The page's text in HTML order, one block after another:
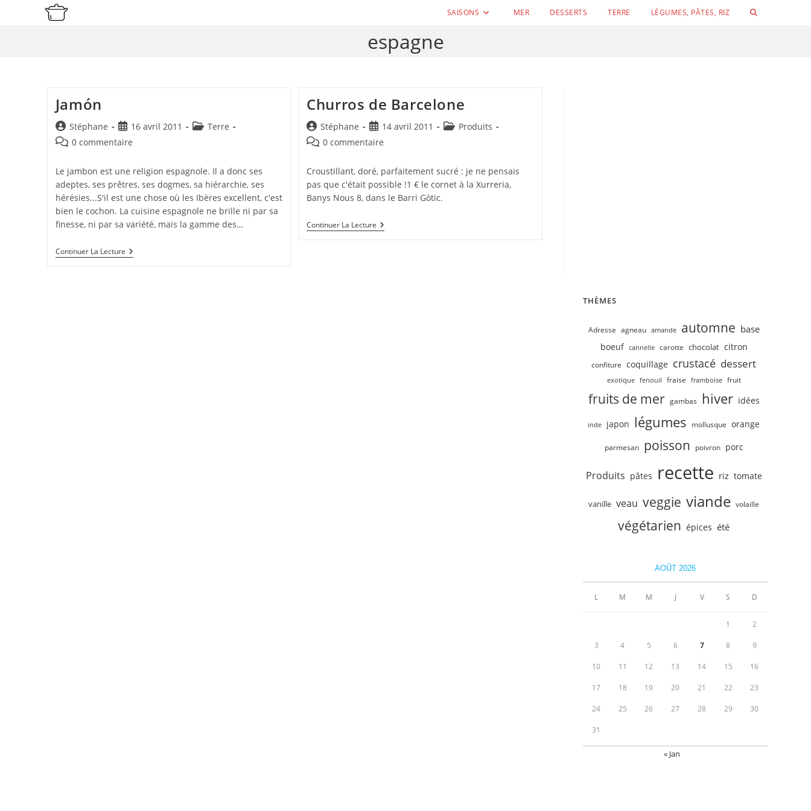
SAISONS MER DESSERTS TERRE LÉGUMES, PÂTES, RIZ TOGGLE
espagne
Jamón
Auteur/autrice
de
Stéphane
Publication
publiée :
16 avril 2011
PostTerre
Commentaires
la
publication :
0 commentaire
Le jambon est une religion espagnole. Il a donc ses
adeptes, ses prêtres, ses dogmes, sa hiérarchie, ses
hérésies...S'il est une chose où les Ibères excellent, c'est
bien le cochon. La cuisine espagnole ne brille ni par sa
finesse, ni par sa variété, mais la gamme des…
Continuer La LectureJamón
Churros de Barcelone
Auteur/autrice
de
Stéphane
Publication
publiée :
14 avril 2011
PostProduits
Commentaires
la
publication :
0 commentaire
Croustillant, doré, parfaitement sucré : je ne pensais
pas que c'était possible !1 € le cornet à la Xurreria,
Banys Nous 8, dans le Barri Gòtic.
Continuer La Lecture Churros
De
THÈMES
Adresse agneau amande automne base
boeuf cannelle carotte chocolat citron
confiture coquillage crustacé dessert
exotique fenouil fraise framboise fruit
fruits de mer gambas hiver idées
inde japon légumes mollusque orange
parmesan poisson poivron porc
Produits pâtes recette riz tomate
vanille veau veggie viande volaille
végétarien épices été
AOÛT 2026
L M M J V S D
1 2
3 4 5 6 7 8 9
10 11 12 13 14 15 16
17 18 19 20 21 22 23
24 25 26 27 28 29 30
31
« Jan